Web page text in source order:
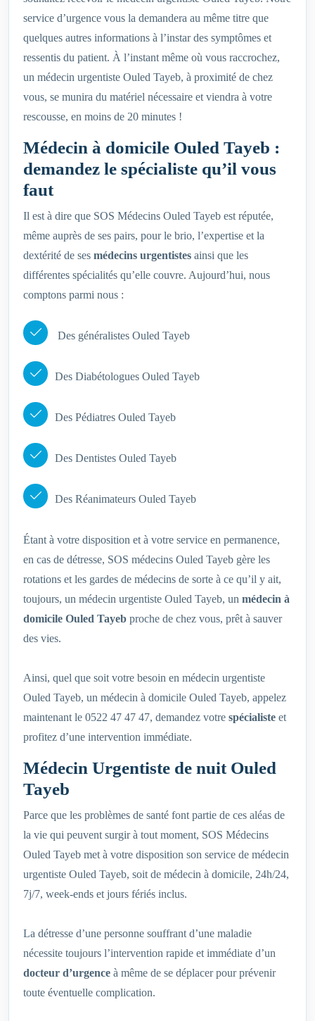
service d’urgence vous la demandera au même titre que
quelques autres informations à l’instar des symptômes et
ressentis du patient. À l’instant même où vous raccrochez,
un médecin urgentiste Ouled Tayeb, à proximité de chez
vous, se munira du matériel nécessaire et viendra à votre
rescousse, en moins de 20 minutes !
Médecin à domicile Ouled Tayeb :
demandez le spécialiste qu’il vous
faut
Il est à dire que SOS Médecins Ouled Tayeb est réputée,
même auprès de ses pairs, pour le brio, l’expertise et la
dextérité de ses médecins urgentistes ainsi que les
différentes spécialités qu’elle couvre. Aujourd’hui, nous
comptons parmi nous :
Des généralistes Ouled Tayeb
Des Diabétologues Ouled Tayeb
Des Pédiatres Ouled Tayeb
Des Dentistes Ouled Tayeb
Des Réanimateurs Ouled Tayeb
Étant à votre disposition et à votre service en permanence,
en cas de détresse, SOS médecins Ouled Tayeb gère les
rotations et les gardes de médecins de sorte à ce qu’il y ait,
toujours, un médecin urgentiste Ouled Tayeb, un médecin à
domicile Ouled Tayeb proche de chez vous, prêt à sauver
des vies.
Ainsi, quel que soit votre besoin en médecin urgentiste
Ouled Tayeb, un médecin à domicile Ouled Tayeb, appelez
maintenant le 0522 47 47 47, demandez votre spécialiste et
profitez d’une intervention immédiate.
Médecin Urgentiste de nuit Ouled
Tayeb
Parce que les problèmes de santé font partie de ces aléas de
la vie qui peuvent surgir à tout moment, SOS Médecins
Ouled Tayeb met à votre disposition son service de médecin
urgentiste Ouled Tayeb, soit de médecin à domicile, 24h/24,
7j/7, week-ends et jours fériés inclus.
La détresse d’une personne souffrant d’une maladie
nécessite toujours l’intervention rapide et immédiate d’un
docteur d’urgence à même de se déplacer pour prévenir
toute éventuelle complication.